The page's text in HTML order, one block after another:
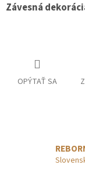
Závesná
OPÝTAŤ SA